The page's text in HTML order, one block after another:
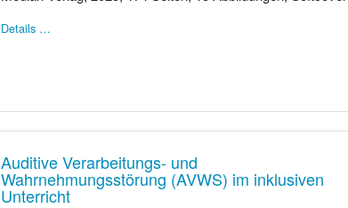
Details …
Auditive Verarbeitungs- und
Wahrnehmungsstörung (AVWS) im inklusiven
Unterricht